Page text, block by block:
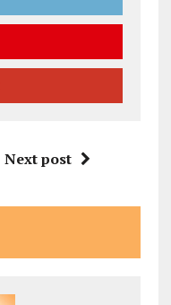
Next post